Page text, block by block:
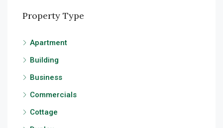
Property Type
Apartment
Building
Business
Commercials
Cottage